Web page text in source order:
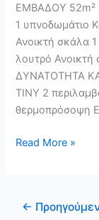
ΕΜΒΑΔΟΥ 52m²
1 υπνοδωμάτιο
Ανοικτή σκάλα 1
λουτρό
ΔΥΝΑΤΟΤΗΤΑ
TINY 2
θερμοπρόσοψη
Read More »
←